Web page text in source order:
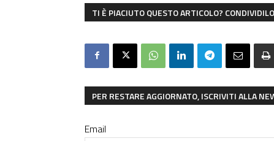
TI È PIACIUTO QUESTO ARTICOLO?
PER RESTARE AGGIORNATO, ISCRIVITI ALLA
Email